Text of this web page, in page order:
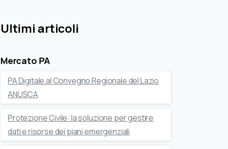
Ultimi articoli
Mercato PA
PA Digitale al Convegno Regionale del Lazio
ANUSCA
Protezione Civile: la soluzione per gestire
dati e risorse dei piani emergenziali